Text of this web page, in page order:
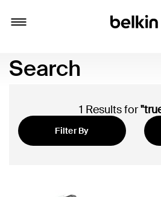
Search
1 Results for
Filter By